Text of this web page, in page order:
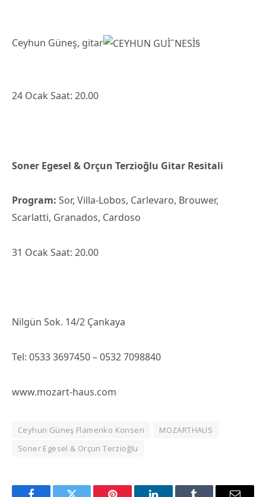
Ceyhun Güneş, gitar
24 Ocak Saat: 20.00
Soner Egesel & Orçun Terzioğlu Gitar Resitali
Program: Sor, Villa-Lobos, Carlevaro, Brouwer,
Scarlatti, Granados, Cardoso
31 Ocak Saat: 20.00
Nilgün Sok. 14/2 Çankaya
Tel: 0533 3697450 – 0532 7098840
www.mozart-haus.com
Ceyhun Güneş Flamenko Konseri
MOZARTHAUS
Soner Egesel & Orçun Terzioğlu